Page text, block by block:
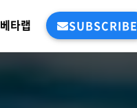
베타랩 SUBSCRIBE